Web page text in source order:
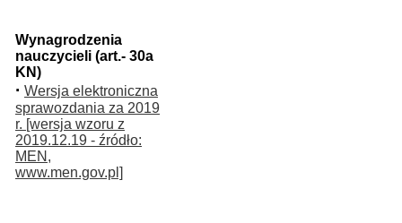
Wynagrodzenia
nauczycieli (art.- 30a
KN)
· Wersja elektroniczna
sprawozdania za 2019
r. [wersja wzoru z
2019.12.19 - źródło:
MEN,
www.men.gov.pl]